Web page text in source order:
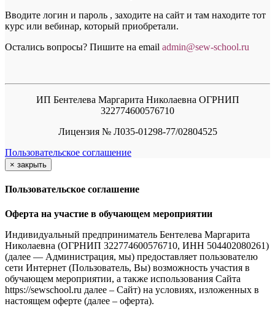
Вводите логин и пароль , заходите на сайт и там находите тот
курс или вебинар, который приобретали.
Остались вопросы? Пишите на email admin@sew-school.ru
ИП Бентелева Маргарита Николаевна ОГРНИП
322774600576710
Лицензия № Л035-01298-77/02804525
Пользовательское соглашение
× закрыть
Пользовательское соглашение
Оферта на участие в обучающем мероприятии
Индивидуальный предприниматель Бентелева Маргарита
Николаевна (ОГРНИП 322774600576710, ИНН 504402080261)
(далее — Администрация, мы) предоставляет пользователю
сети Интернет (Пользователь, Вы) возможность участия в
обучающем мероприятии, а также использования Сайта
https://sewschool.ru далее – Сайт) на условиях, изложенных в
настоящем оферте (далее – оферта).